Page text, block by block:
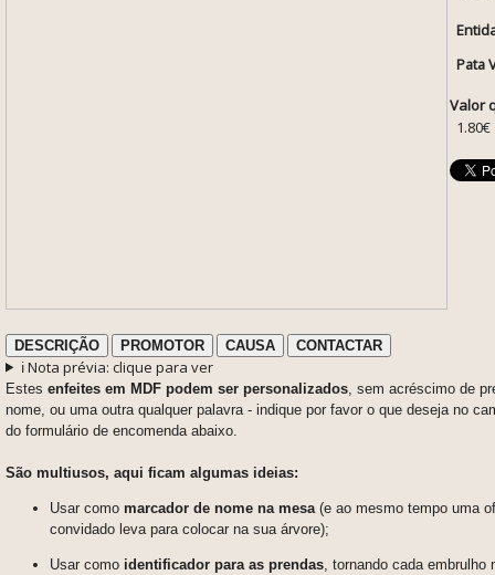
Pata
Valor
1.80€
DESCRIÇÃO PROMOTOR CAUSA CONTACTAR
ℹ️ Nota prévia: clique para ver
Estes enfeites em MDF podem ser personalizados , sem acréscimo de
nome, ou uma outra qualquer palavra - indique por favor o que deseja no
do formulário de encomenda abaixo.
São multiusos, aqui ficam algumas ideias:
Usar como marcador de nome na mesa (e ao mesmo tempo uma
convidado leva para colocar na sua árvore);
Usar como identificador para as prendas, tornando cada embrulho